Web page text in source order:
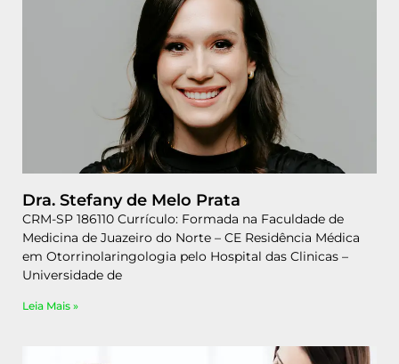
Dra. Stefany de Melo Prata
CRM-SP 186110 Currículo: Formada na Faculdade de
Medicina de Juazeiro do Norte – CE Residência Médica
em Otorrinolaringologia pelo Hospital das Clinicas –
Universidade de
Leia Mais »